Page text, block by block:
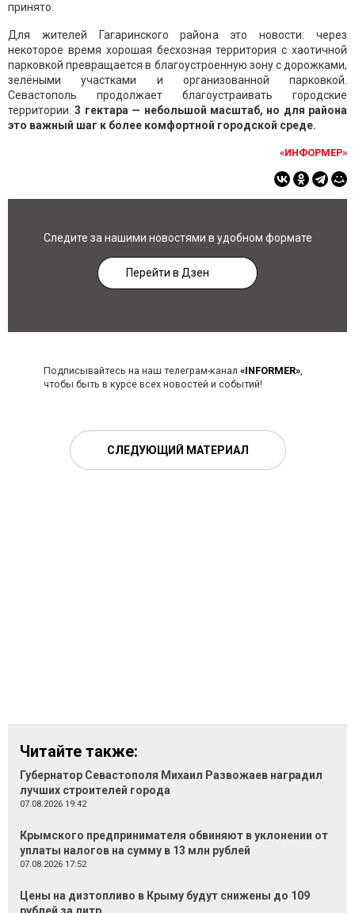
принято.
Для жителей Гагаринского района это новости: через
некоторое время хорошая бесхозная территория с хаотичной
парковкой превращается в благоустроенную зону с дорожками,
зелёными участками и организованной парковкой.
Севастополь продолжает благоустраивать городские
территории.3 гектара — небольшой масштаб, но для района
это важный шаг к более комфортной городской среде.
«ИНФОРМЕР»
Следите за нашими новостями в удобном формате
Перейти в Дзен
Подписывайтесь на наш телеграм-канал «INFORMER»,
чтобы быть в курсе всех новостей и событий!
СЛЕДУЮЩИЙ МАТЕРИАЛ
Читайте также:
Губернатор Севастополя Михаил Развожаев наградил
лучших строителей города
07.08.2026 19:42
Крымского предпринимателя обвиняют в уклонении от
уплаты налогов на сумму в 13 млн рублей
07.08.2026 17:52
Цены на дизтопливо в Крыму будут снижены до 109